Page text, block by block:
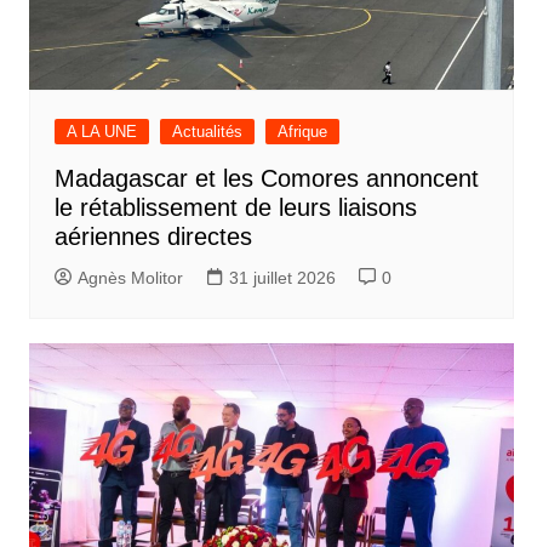
A LA UNE Actualités Afrique
Madagascar et les Comores annoncent
le rétablissement de leurs liaisons
aériennes directes
Agnès Molitor 31 juillet 2026 0